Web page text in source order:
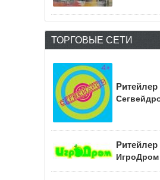
ТОРГОВЫЕ СЕТИ
Ритейлер
Ритейлер
ИгроДром